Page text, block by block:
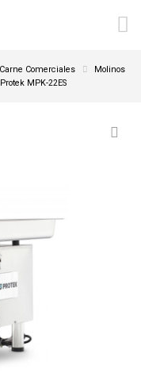
Comerciales
Molinos
MPK-22ES